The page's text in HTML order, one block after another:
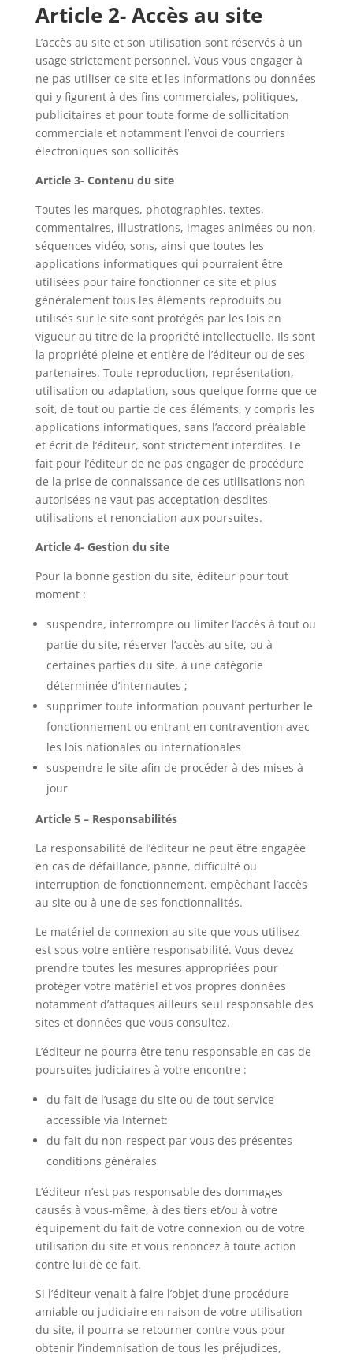
Article 2- Accès au site
L’accès au site et son utilisation sont réservés à un
usage strictement personnel. Vous vous engager à
ne pas utiliser ce site et les informations ou données
qui y figurent à des fins commerciales, politiques,
publicitaires et pour toute forme de sollicitation
commerciale et notamment l’envoi de courriers
électroniques son sollicités
Article 3- Contenu du site
Toutes les marques, photographies, textes,
commentaires, illustrations, images animées ou non,
séquences vidéo, sons, ainsi que toutes les
applications informatiques qui pourraient être
utilisées pour faire fonctionner ce site et plus
généralement tous les éléments reproduits ou
utilisés sur le site sont protégés par les lois en
vigueur au titre de la propriété intellectuelle. Ils sont
la propriété pleine et entière de l’éditeur ou de ses
partenaires. Toute reproduction, représentation,
utilisation ou adaptation, sous quelque forme que ce
soit, de tout ou partie de ces éléments, y compris les
applications informatiques, sans l’accord préalable
et écrit de l’éditeur, sont strictement interdites. Le
fait pour l’éditeur de ne pas engager de procédure
de la prise de connaissance de ces utilisations non
autorisées ne vaut pas acceptation desdites
utilisations et renonciation aux poursuites.
Article 4- Gestion du site
Pour la bonne gestion du site, éditeur pour tout
moment :
suspendre, interrompre ou limiter l’accès à tout ou
partie du site, réserver l’accès au site, ou à
certaines parties du site, à une catégorie
déterminée d’internautes ;
supprimer toute information pouvant perturber le
fonctionnement ou entrant en contravention avec
les lois nationales ou internationales
suspendre le site afin de procéder à des mises à
jour
Article 5 – Responsabilités
La responsabilité de l’éditeur ne peut être engagée
en cas de défaillance, panne, difficulté ou
interruption de fonctionnement, empêchant l’accès
au site ou à une de ses fonctionnalités.
Le matériel de connexion au site que vous utilisez
est sous votre entière responsabilité. Vous devez
prendre toutes les mesures appropriées pour
protéger votre matériel et vos propres données
notamment d’attaques ailleurs seul responsable des
sites et données que vous consultez.
L’éditeur ne pourra être tenu responsable en cas de
poursuites judiciaires à votre encontre :
du fait de l’usage du site ou de tout service
accessible via Internet:
du fait du non-respect par vous des présentes
conditions générales
L’éditeur n’est pas responsable des dommages
causés à vous-même, à des tiers et/ou à votre
équipement du fait de votre connexion ou de votre
utilisation du site et vous renoncez à toute action
contre lui de ce fait.
Si l’éditeur venait à faire l’objet d’une procédure
amiable ou judiciaire en raison de votre utilisation
du site, il pourra se retourner contre vous pour
obtenir l’indemnisation de tous les préjudices,